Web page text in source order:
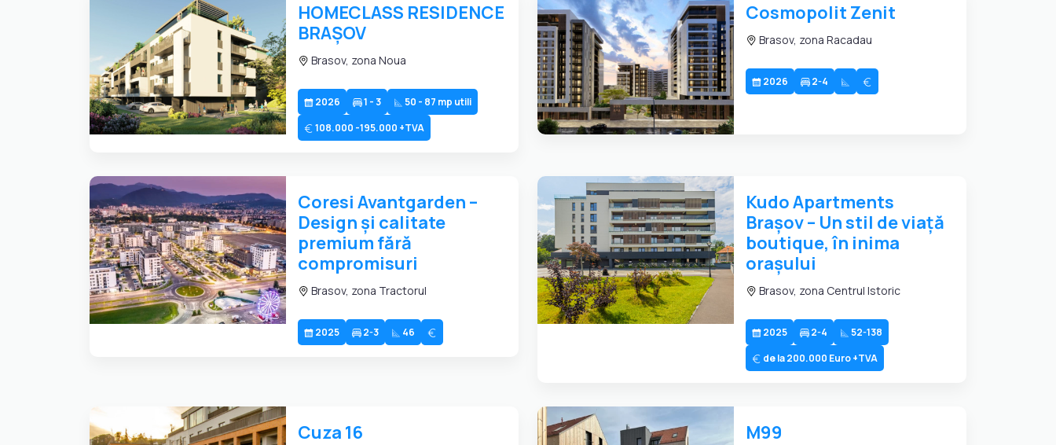
HOMECLASS RESIDENCE
BRAȘOV
Brasov, zona Noua
2026 1 - 3
50 - 87 mp utili
108.000 -195.000 +TVA
Cosmopolit Zenit
Brasov, zona Racadau
2026 2-4
Coresi Avantgarden –
Design și calitate
premium fără
compromisuri
Brasov, zona Tractorul
2025 2-3 46
Kudo Apartments
Brașov – Un stil de viață
boutique, în inima
orașului
Brasov, zona Centrul Istoric
2025 2-4
52-138
de la 200.000 Euro +TVA
Cuza 16 M99